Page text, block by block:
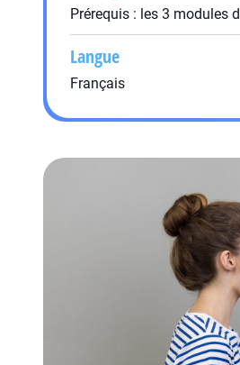
Prérequis : les 3 modules
Langue
Français